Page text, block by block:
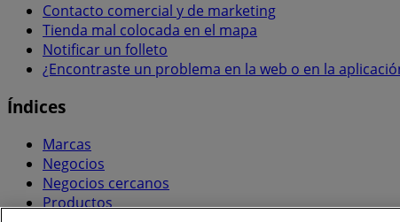
Contacto comercial y de marketing
Tienda mal colocada en el mapa
Notificar un folleto
¿Encontraste un problema en la web o en la
Índices
Marcas
Negocios
Negocios cercanos
Productos